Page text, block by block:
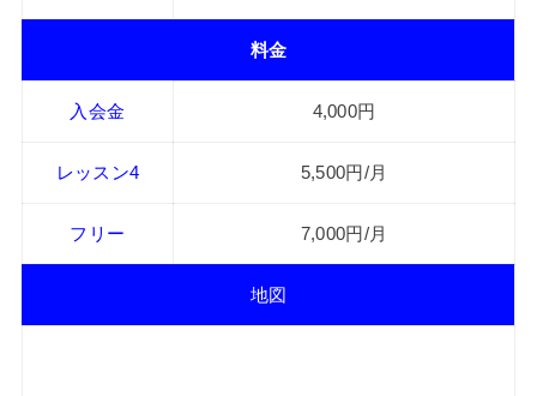
料金
入会金 4,000円
レッスン4 5,500円/月
フリー 7,000円/月
地図